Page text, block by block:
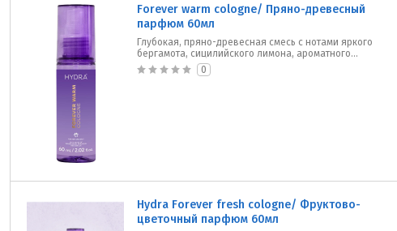
Forever warm cologne/ Пряно-древесный
парфюм 60мл
Глубокая, пряно-древесная смесь с нотами яркого
бергамота, сицилийского лимона, ароматного...
0
Hydra Forever fresh cologne/ Фруктово-
цветочный парфюм 60мл